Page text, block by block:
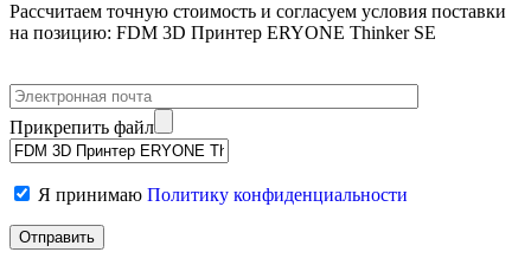
Рассчитаем точную стоимость и согласуем условия поставки
на позицию: FDM 3D Принтер ERYONE Thinker SE
Прикрепить файл
Я принимаю Политику конфиденциальности